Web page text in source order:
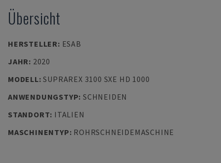
Übersicht
HERSTELLER: ESAB
JAHR: 2020
MODELL:SUPRAREX 3100 SXE HD 1000
ANWENDUNGSTYP: SCHNEIDEN
STANDORT: ITALIEN
MASCHINENTYP: ROHRSCHNEIDEMASCHINE